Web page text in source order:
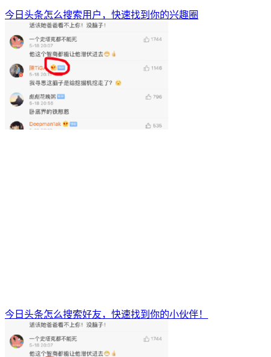
今日头条怎么搜索用户，快速找到你的兴趣圈
今日头条怎么搜索好友，快速找到你的小伙伴！